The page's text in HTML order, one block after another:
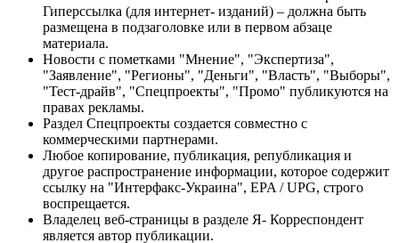
Гиперссылка (для интернет- изданий) – должна быть
размещена в подзаголовке или в первом абзаце
материала.
Новости с пометками "Мнение", "Экспертиза",
"Заявление", "Регионы", "Деньги", "Власть", "Выборы",
"Тест-драйв", "Спецпроекты", "Промо" публикуются на
правах рекламы.
Раздел Спецпроекты создается совместно с
коммерческими партнерами.
Любое копирование, публикация, републикация и
другое распространение информации, которое содержит
ссылку на "Интерфакс-Украина", EPA / UPG, строго
воспрещается.
Владелец веб-страницы в разделе Я- Корреспондент
является автор публикации.